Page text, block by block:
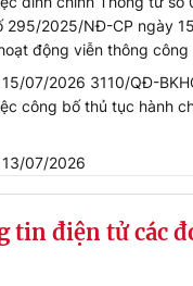
295/2025/NĐ-CP ngày
động viễn thông công
15/07/2026 3110/QĐ-
công bố thủ tục hành
13/07/2026
tin điện tử các